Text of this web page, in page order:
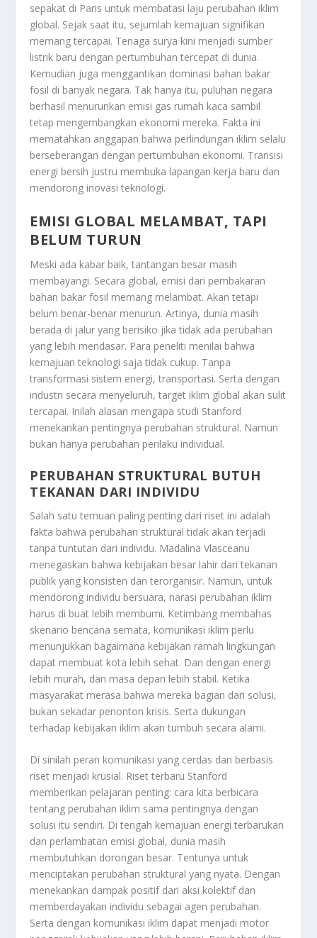
sepakat di Paris untuk membatasi laju perubahan iklim
global. Sejak saat itu, sejumlah kemajuan signifikan
memang tercapai. Tenaga surya kini menjadi sumber
listrik baru dengan pertumbuhan tercepat di dunia.
Kemudian juga menggantikan dominasi bahan bakar
fosil di banyak negara. Tak hanya itu, puluhan negara
berhasil menurunkan emisi gas rumah kaca sambil
tetap mengembangkan ekonomi mereka. Fakta ini
mematahkan anggapan bahwa perlindungan iklim selalu
berseberangan dengan pertumbuhan ekonomi. Transisi
energi bersih justru membuka lapangan kerja baru dan
mendorong inovasi teknologi.
EMISI GLOBAL MELAMBAT, TAPI
BELUM TURUN
Meski ada kabar baik, tantangan besar masih
membayangi. Secara global, emisi dari pembakaran
bahan bakar fosil memang melambat. Akan tetapi
belum benar-benar menurun. Artinya, dunia masih
berada di jalur yang berisiko jika tidak ada perubahan
yang lebih mendasar. Para peneliti menilai bahwa
kemajuan teknologi saja tidak cukup. Tanpa
transformasi sistem energi, transportasi. Serta dengan
industri secara menyeluruh, target iklim global akan sulit
tercapai. Inilah alasan mengapa studi Stanford
menekankan pentingnya perubahan struktural. Namun
bukan hanya perubahan perilaku individual.
PERUBAHAN STRUKTURAL BUTUH
TEKANAN DARI INDIVIDU
Salah satu temuan paling penting dari riset ini adalah
fakta bahwa perubahan struktural tidak akan terjadi
tanpa tuntutan dari individu. Madalina Vlasceanu
menegaskan bahwa kebijakan besar lahir dari tekanan
publik yang konsisten dan terorganisir. Namun, untuk
mendorong individu bersuara, narasi perubahan iklim
harus di buat lebih membumi. Ketimbang membahas
skenario bencana semata, komunikasi iklim perlu
menunjukkan bagaimana kebijakan ramah lingkungan
dapat membuat kota lebih sehat. Dan dengan energi
lebih murah, dan masa depan lebih stabil. Ketika
masyarakat merasa bahwa mereka bagian dari solusi,
bukan sekadar penonton krisis. Serta dukungan
terhadap kebijakan iklim akan tumbuh secara alami.
Di sinilah peran komunikasi yang cerdas dan berbasis
riset menjadi krusial. Riset terbaru Stanford
memberikan pelajaran penting: cara kita berbicara
tentang perubahan iklim sama pentingnya dengan
solusi itu sendiri. Di tengah kemajuan energi terbarukan
dan perlambatan emisi global, dunia masih
membutuhkan dorongan besar. Tentunya untuk
menciptakan perubahan struktural yang nyata. Dengan
menekankan dampak positif dari aksi kolektif dan
memberdayakan individu sebagai agen perubahan.
Serta dengan komunikasi iklim dapat menjadi motor